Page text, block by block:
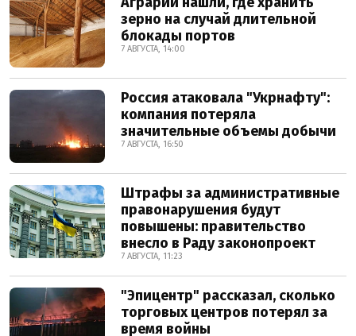
зерно на случай длительной
блокады портов
7 АВГУСТА, 14:00
Россия атаковала "Укрнафту":
компания потеряла
значительные объемы добычи
7 АВГУСТА, 16:50
Штрафы за административные
правонарушения будут
повышены: правительство
внесло в Раду законопроект
7 АВГУСТА, 11:23
"Эпицентр" рассказал, сколько
торговых центров потерял за
время войны